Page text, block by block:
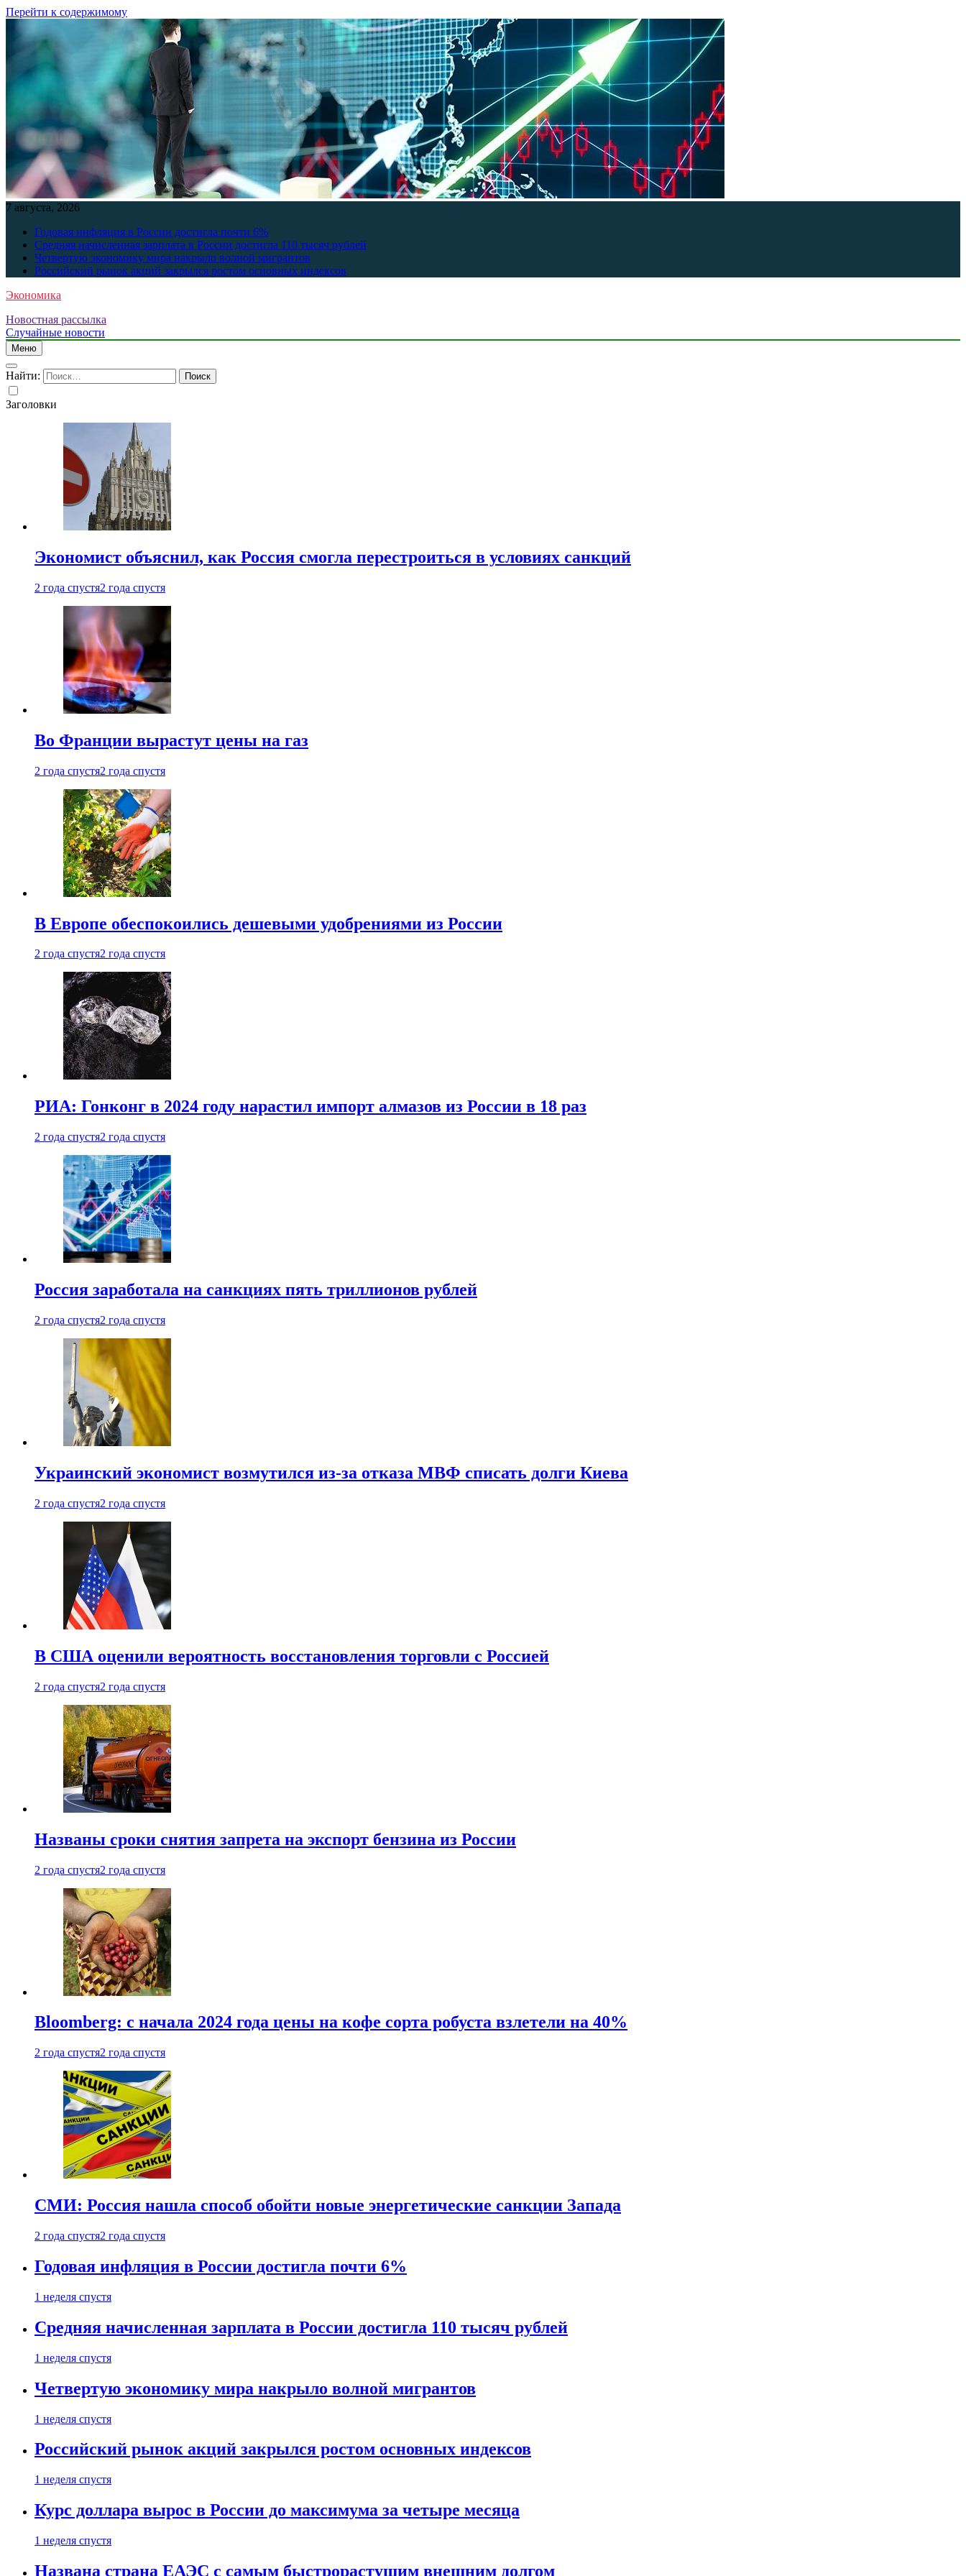
Перейти к содержимому
7 августа, 2026
Годовая инфляция в России достигла почти 6%
Средняя начисленная зарплата в России достигла 110 тысяч рублей
Четвертую экономику мира накрыло волной мигрантов
Российский рынок акций закрылся ростом основных индексов
Экономика
Новостная рассылка
Случайные новости
Меню
Найти:
Заголовки
Экономист объяснил, как Россия смогла перестроиться в условиях санкций
2 года спустя2 года спустя
Во Франции вырастут цены на газ
2 года спустя2 года спустя
В Европе обеспокоились дешевыми удобрениями из России
2 года спустя2 года спустя
РИА: Гонконг в 2024 году нарастил импорт алмазов из России в 18 раз
2 года спустя2 года спустя
Россия заработала на санкциях пять триллионов рублей
2 года спустя2 года спустя
Украинский экономист возмутился из-за отказа МВФ списать долги Киева
2 года спустя2 года спустя
В США оценили вероятность восстановления торговли с Россией
2 года спустя2 года спустя
Названы сроки снятия запрета на экспорт бензина из России
2 года спустя2 года спустя
Bloomberg: с начала 2024 года цены на кофе сорта робуста взлетели на 40%
2 года спустя2 года спустя
СМИ: Россия нашла способ обойти новые энергетические санкции Запада
2 года спустя2 года спустя
Годовая инфляция в России достигла почти 6%
1 неделя спустя
Средняя начисленная зарплата в России достигла 110 тысяч рублей
1 неделя спустя
Четвертую экономику мира накрыло волной мигрантов
1 неделя спустя
Российский рынок акций закрылся ростом основных индексов
1 неделя спустя
Курс доллара вырос в России до максимума за четыре месяца
1 неделя спустя
Названа страна ЕАЭС с самым быстрорастущим внешним долгом